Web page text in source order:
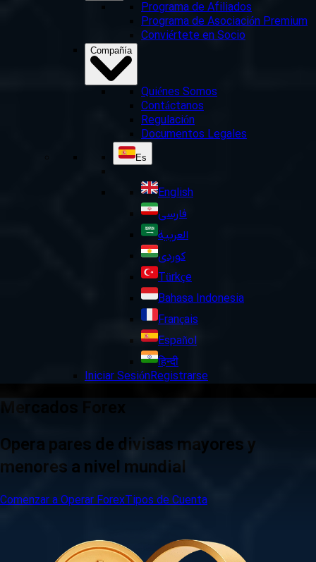
Programa de Afiliados
Programa de Asociación Premium
Conviértete en Socio
Compañía
Quiénes Somos
Contáctanos
Regulación
Documentos Legales
Es
English
فارسی
العربية
کوردی
Türkçe
Bahasa Indonesia
Français
Español
हिन्दी
Iniciar SesiónRegistrarse
Mercados Forex
Opera pares de divisas mayores y
menores a nivel mundial
Comenzar a Operar ForexTipos de Cuenta